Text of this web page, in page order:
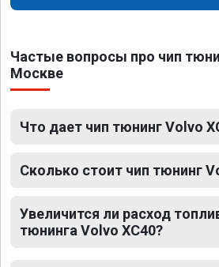
Частые вопросы про чип
Москве
Что дает чип тюнинг Volvo
Сколько стоит чип тюнинг
Увеличится ли расход
тюнинга Volvo XC40?